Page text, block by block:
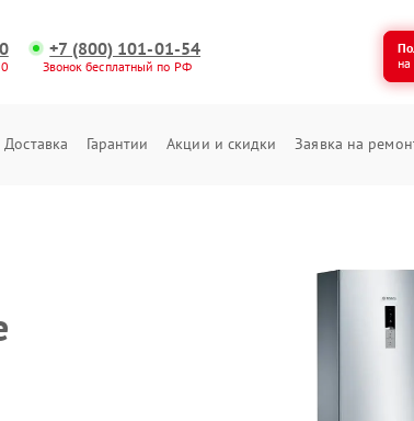
+7 (800) 101-01-54
Звонок бесплатный по РФ
Доставка Гарантии Акции и скидки Заявка на